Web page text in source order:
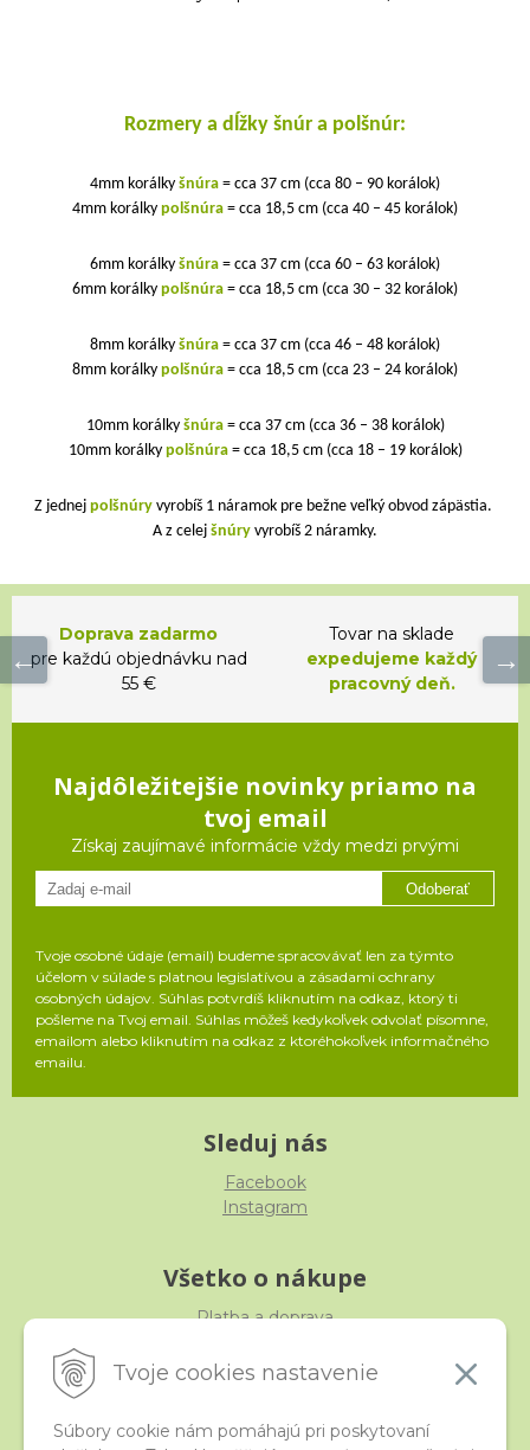
Tvoje cookies nastavenie
Súbory cookie nám pomáhajú pri poskytovaní
Rozmery a dĺžky šnúr a polšnúr:
4mm korálky šnúra = cca 37 cm (cca 80 – 90 korálok)
4mm korálky polšnúra = cca 18,5 cm (cca 40 – 45 korálok)
6mm korálky šnúra = cca 37 cm (cca 60 – 63 korálok)
6mm korálky polšnúra = cca 18,5 cm (cca 30 – 32 korálok)
8mm korálky šnúra = cca 37 cm (cca 46 – 48 korálok)
8mm korálky polšnúra = cca 18,5 cm (cca 23 – 24 korálok)
10mm korálky šnúra= cca 37 cm (cca 36 – 38 korálok)
10mm korálky polšnúra= cca 18,5 cm (cca 18 – 19 korálok)
Z jednej polšnúry vyrobíš 1 náramok pre bežne veľký obvod zápästia.
A z celej šnúry vyrobíš 2 náramky.
Doprava zadarmo
pre každú objednávku nad
55 €
Tovar na sklade
expedujeme každý
pracovný deň.
Najdôležitejšie novinky priamo na
tvoj email
Získaj zaujímavé informácie vždy medzi prvými
Odoberať
Tvoje osobné údaje (email) budeme spracovávať len za týmto
účelom v súlade s platnou legislatívou a zásadami ochrany
osobných údajov. Súhlas potvrdíš kliknutím na odkaz, ktorý ti
pošleme na Tvoj email. Súhlas môžeš kedykoľvek odvolať písomne,
emailom alebo kliknutím na odkaz z ktoréhokoľvek informačného
emailu.
Sleduj nás
Facebook
Instagram
Všetko o nákupe
Platba a doprava
Obchodné podmienky